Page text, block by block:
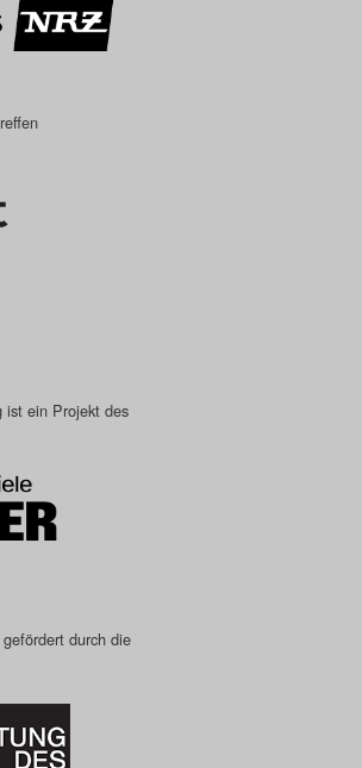
Blog
Blog
Blog
Search
ist ein Projekt des
durch die